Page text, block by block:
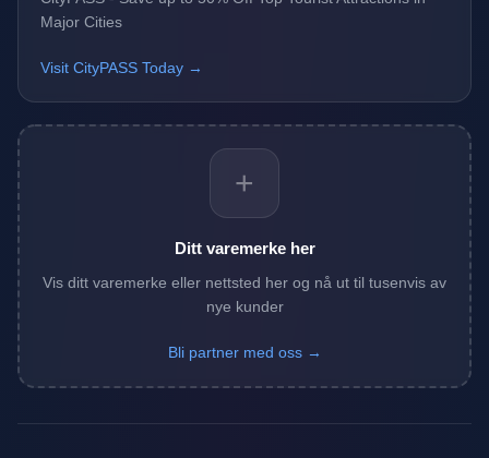
Major Cities
Visit CityPASS Today →
+
Ditt varemerke her
Vis ditt varemerke eller nettsted her og nå ut til tusenvis av
nye kunder
Bli partner med oss →